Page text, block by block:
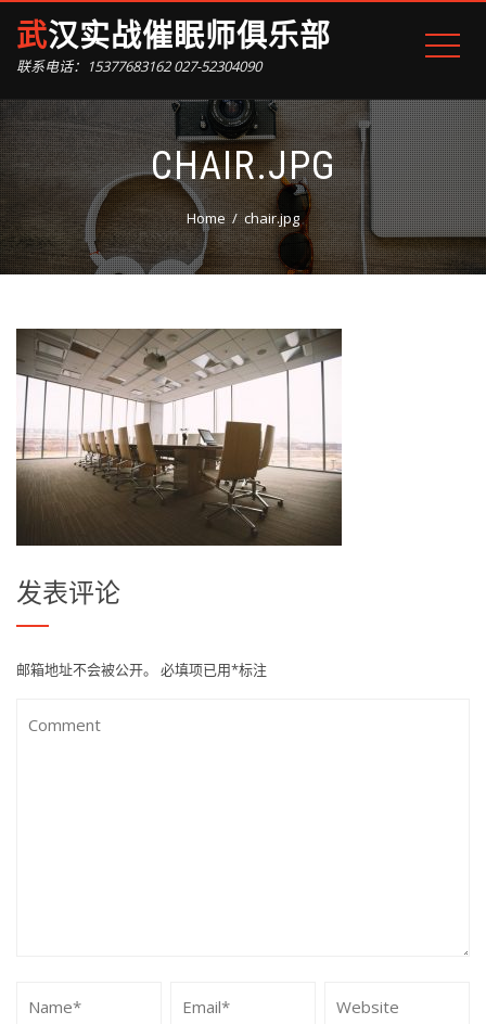
武汉实战催眠师俱乐部
联系电话：15377683162 027-52304090
CHAIR.JPG
Home chair.jpg
发表评论
邮箱地址不会被公开。 必填项已用*标注